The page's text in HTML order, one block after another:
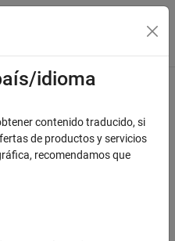
de navegación
this information?
idioma
contenido traducido, si
de productos y servicios
recomendamos que